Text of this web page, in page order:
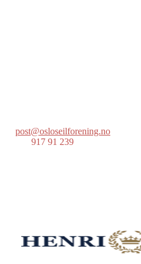
post@osloseilforening.no
917 91 239